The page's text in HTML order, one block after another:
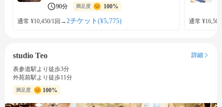
90分 満足度 100%
通常 ¥10,450/1回 →2チケット(¥5,775) 通常
studio Teo
詳細
表参道駅より徒歩3分
外苑前駅より徒歩11分
満足度 100%